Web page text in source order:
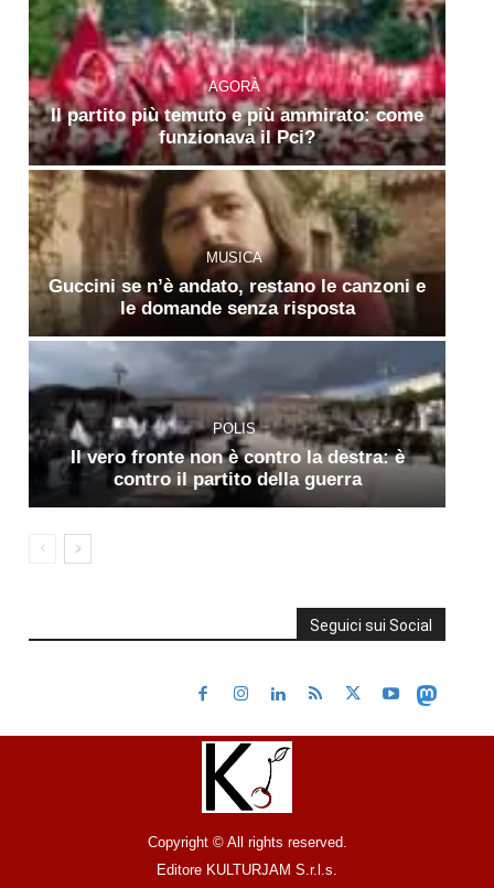
AGORÀ
Il partito più temuto e più ammirato: come
funzionava il Pci?
MUSICA
Guccini se n’è andato, restano le canzoni e
le domande senza risposta
POLIS
Il vero fronte non è contro la destra: è
contro il partito della guerra
Seguici sui Social
Copyright © All rights reserved.
Editore KULTURJAM S.r.l.s.